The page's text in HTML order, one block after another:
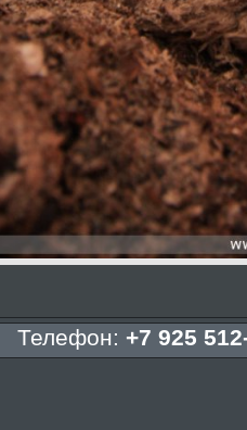
Телефон: +7 925